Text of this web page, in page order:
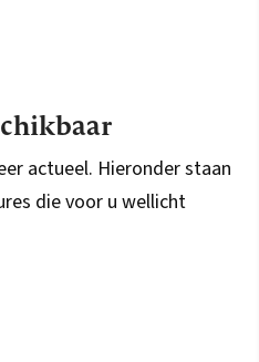
actueel. Hieronder staan
die voor u wellicht